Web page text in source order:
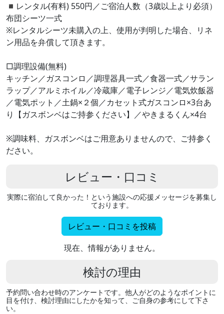
◾️レンタル(有料) 550円／ご宿泊人数（3歳以上より必須）
布団シーツ一式
※レンタルシーツ未購入の上、使用が判明した場合、リネ
ン用品を弁償して頂きます。
□調理設備(無料)
キッチン／ガスコンロ／調理器具一式／食器一式／サラン
ラップ／アルミホイル／冷蔵庫／電子レンジ／電気炊飯器
／電気ポット／土鍋×２個／カセット式ガスコンロ×3台あ
り【ガスボンベはご持参ください】／やきまるくん×4台
※調味料、ガスボンベはご用意ありませんので、ご持参く
ださい。
レビュー・口コミ
実際に宿泊して良かった！という施設への応援メッセージを募集し
ております。
レビュー・口コミを投稿
現在、情報がありません。
検討の理由
予約問い合わせ時のアンケートです。他人がどのようなポイントに
目を付け、検討理由にしたかを知って、ご自身の参考にして下さ
い。